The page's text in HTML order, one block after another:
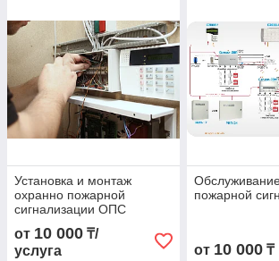
Установка и монтаж
охранно пожарной
сигнализации ОПС
от 10 000 ₸/
услуга
пожарной
от 10 000₸